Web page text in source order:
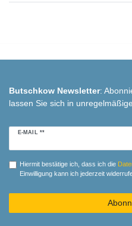
Butschkow Newsletter:
lassen Sie sich in
E-MAIL **
Newsletter
Hiermit bestätige ich, dass ich die
Einwilligung kann ich jederzeit